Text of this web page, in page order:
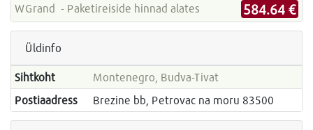
WGrand - Paketireiside hinnad alates 584.64 €
Üldinfo
Sihtkoht
Montenegro, Budva-Tivat
Postiaadress
Brezine bb, Petrovac na moru 83500